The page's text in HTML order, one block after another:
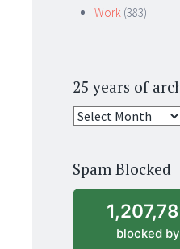
Work (383)
25 years of
25
archive
Spam Blocked
blocked by